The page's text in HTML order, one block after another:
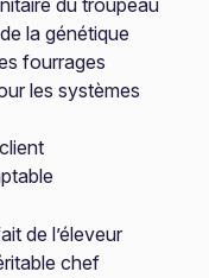
du troupeau
la génétique
fourrages
les systèmes
de l’éleveur
chef